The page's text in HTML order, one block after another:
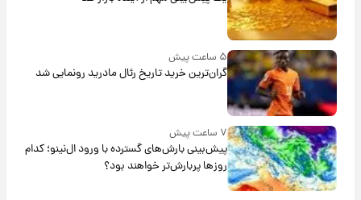
۵ ساعت پیش
گران‌ترین خرید تاریخ رئال مادرید رونمایی شد
۷ ساعت پیش
پیش‌بینی بارش‌های گسترده با ورود ال‌نینو؛ کدام
روزها پربارش‌تر خواهند بود؟